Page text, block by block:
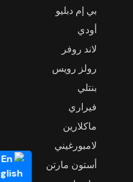
بي إم دبليو
أودي
لاند روفر
رولز رويس
بنتلي
فيراري
ماكلارين
لامبورغيني
أستون مارتن